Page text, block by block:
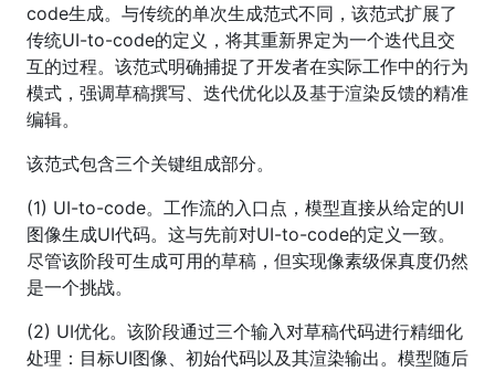
code生成。与传统的单次生成范式不同，该范式扩展了
传统UI-to-code的定义，将其重新界定为一个迭代且交
互的过程。该范式明确捕捉了开发者在实际工作中的行为
模式，强调草稿撰写、迭代优化以及基于渲染反馈的精准
编辑。
该范式包含三个关键组成部分。
(1) UI-to-code。工作流的入口点，模型直接从给定的UI
图像生成UI代码。这与先前对UI-to-code的定义一致。
尽管该阶段可生成可用的草稿，但实现像素级保真度仍然
是一个挑战。
(2) UI优化。该阶段通过三个输入对草稿代码进行精细化
处理：目标UI图像、初始代码以及其渲染输出。模型随后